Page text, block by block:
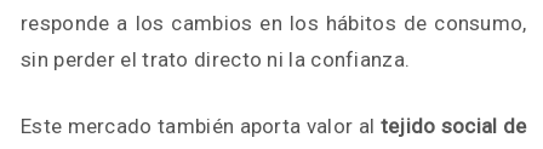
responde a los cambios en los hábitos de consumo,
sin perder el trato directo ni la confianza.
Este mercado también aporta valor al tejido social de